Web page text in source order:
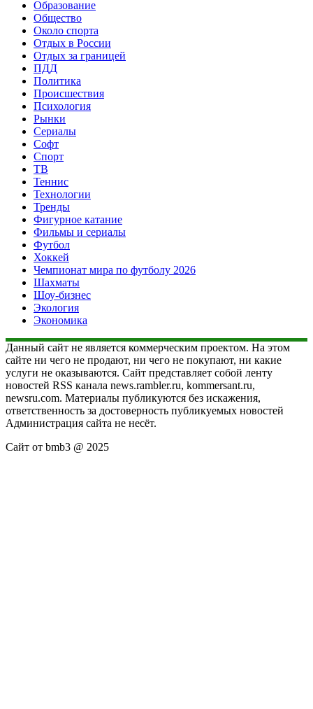
Образование
Общество
Около спорта
Отдых в России
Отдых за границей
ПДД
Политика
Происшествия
Психология
Рынки
Сериалы
Софт
Спорт
ТВ
Теннис
Технологии
Тренды
Фигурное катание
Фильмы и сериалы
Футбол
Хоккей
Чемпионат мира по футболу 2026
Шахматы
Шоу-бизнес
Экология
Экономика
Данный сайт не является коммерческим проектом. На этом
сайте ни чего не продают, ни чего не покупают, ни какие
услуги не оказываются. Сайт представляет собой ленту
новостей RSS канала news.rambler.ru, kommersant.ru,
newsru.com. Материалы публикуются без искажения,
ответственность за достоверность публикуемых новостей
Администрация сайта не несёт.
Сайт от bmb3 @ 2025